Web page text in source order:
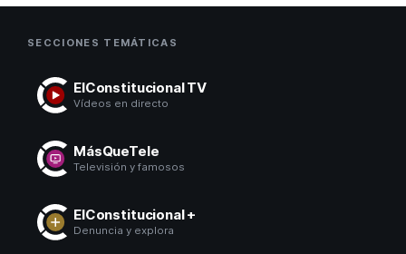
SECCIONES TEMÁTICAS
ElConstitucional TV
Vídeos en directo
MásQueTele
Televisión y famosos
ElConstitucional +
Denuncia y explora